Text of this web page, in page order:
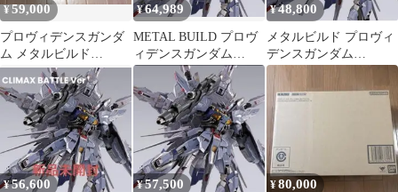
¥59,000
プロヴィデンスガンダ
ム メタルビルド
CLIMAX BATTLE ver.
¥64,989
METAL BUILD プロヴ
ィデンスガンダム
CLIMAX BATTLE
¥48,800
メタルビルド プロヴィ
デンスガンダム
CLIMAXBATTLE ver
¥56,600 ¥57,500 ¥80,000